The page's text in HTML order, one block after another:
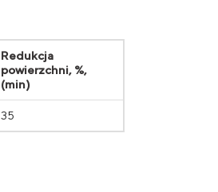
Redukcja
powierzchni, %,
(min)
35